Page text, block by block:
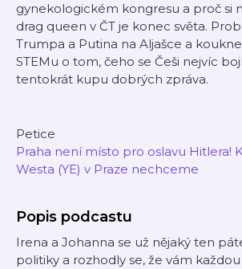
gynekologickém kongresu a proč si
drag queen v ČT je konec světa.
Trumpa a Putina na Aljašce a
STEMu o tom, čeho se Češi nejvíc
tentokrát kupu dobrých zpráva.
Petice
Praha není místo pro oslavu Hitlera!
Westa (YE) v Praze nechceme
Popis podcastu
Irena a Johanna se už nějaký ten
politiky a rozhodly se, že vám